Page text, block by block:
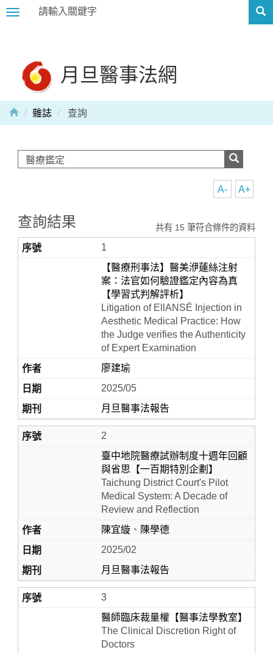
Toggle
月旦醫事法網
Home
雜誌 查詢
A+
A-
查詢結果 共有 15 筆符合條件的資料
1
【醫療刑事法】醫美洢蓮絲注射
案：法官如何驗證鑑定內容為真
【學習式判解評析】
Litigation of EllANSÉ Injection in
Aesthetic Medical Practice: How
the Judge verifies the Authenticity
of Expert Examination
廖建瑜
2025/05
月旦醫事法報告
2
臺中地院醫療試辦制度十週年回顧
與省思【一百期特別企劃】
Taichung District Court's Pilot
Medical System: A Decade of
Review and Reflection
陳宜縼、 陳學德
2025/02
月旦醫事法報告
3
醫師臨床裁量權【醫事法學教室】
The Clinical Discretion Right of
Doctors